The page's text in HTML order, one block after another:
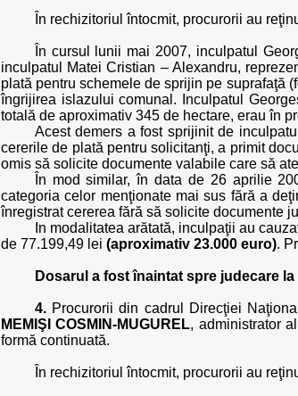
În rechizitoriul întocmit, procurorii au
În cursul lunii mai 2007, inculpatul
inculpatul Matei Cristian – Alexandru,
plată pentru schemele de sprijin pe suprafaţă
îngrijirea islazului comunal. Inculpatul
totală de aproximativ 345 de hectare, erau în
Acest demers a fost sprijinit de
cererile de plată pentru solicitanţi, a primit
omis să solicite documente valabile care să
În mod similar, în data de 26 aprilie
categoria celor menţionate mai sus fără a
înregistrat cererea fără să solicite documente
In modalitatea arătată, inculpaţii au
de 77.199,49 lei (aproximativ 23.000 euro).
Dosarul a fost înaintat spre judecare
4.Procurorii din cadrul Direcţiei
MEMIŞI COSMIN-MUGUREL, administrator
formă continuată.
În rechizitoriul întocmit, procurorii au